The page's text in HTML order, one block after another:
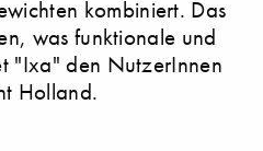
kombiniert. Das
was funktionale und
"Ixa" den NutzerInnen
Holland.